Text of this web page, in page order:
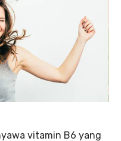
vitamin B6 yang